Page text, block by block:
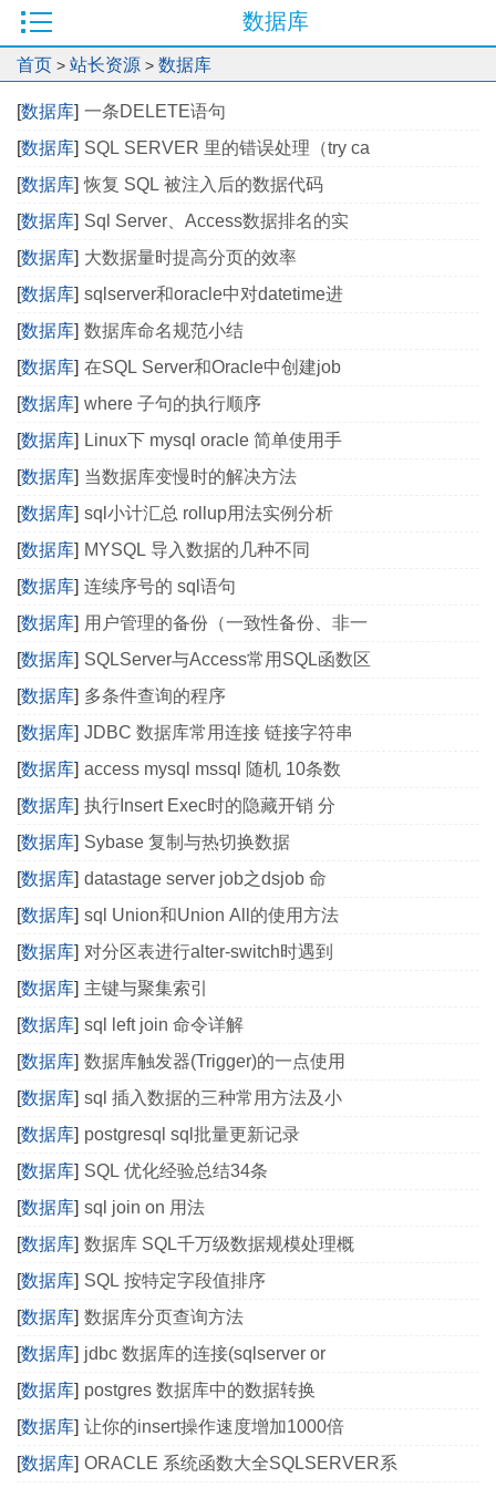
数据库
首页 > 站长资源 > 数据库
[数据库] 一条DELETE语句
[数据库] SQL SERVER 里的错误处理（try ca
[数据库] 恢复 SQL 被注入后的数据代码
[数据库] Sql Server、Access数据排名的实
[数据库] 大数据量时提高分页的效率
[数据库] sqlserver和oracle中对datetime进
[数据库] 数据库命名规范小结
[数据库] 在SQL Server和Oracle中创建job
[数据库] where 子句的执行顺序
[数据库] Linux下 mysql oracle 简单使用手
[数据库] 当数据库变慢时的解决方法
[数据库] sql小计汇总 rollup用法实例分析
[数据库] MYSQL 导入数据的几种不同
[数据库] 连续序号的 sql语句
[数据库] 用户管理的备份（一致性备份、非一
[数据库] SQLServer与Access常用SQL函数区
[数据库] 多条件查询的程序
[数据库] JDBC 数据库常用连接 链接字符串
[数据库] access mysql mssql 随机 10条数
[数据库] 执行Insert Exec时的隐藏开销 分
[数据库] Sybase 复制与热切换数据
[数据库] datastage server job之dsjob 命
[数据库] sql Union和Union All的使用方法
[数据库] 对分区表进行alter-switch时遇到
[数据库] 主键与聚集索引
[数据库] sql left join 命令详解
[数据库] 数据库触发器(Trigger)的一点使用
[数据库] sql 插入数据的三种常用方法及小
[数据库] postgresql sql批量更新记录
[数据库] SQL 优化经验总结34条
[数据库] sql join on 用法
[数据库] 数据库 SQL千万级数据规模处理概
[数据库] SQL 按特定字段值排序
[数据库] 数据库分页查询方法
[数据库] jdbc 数据库的连接(sqlserver or
[数据库] postgres 数据库中的数据转换
[数据库] 让你的insert操作速度增加1000倍
[数据库] ORACLE 系统函数大全SQLSERVER系